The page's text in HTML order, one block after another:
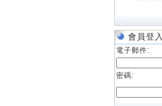
會員登入
電子郵件:
密碼: